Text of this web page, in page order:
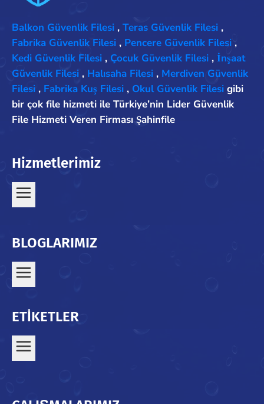
Balkon Güvenlik Filesi , Teras Güvenlik Filesi ,
Fabrika Güvenlik Filesi , Pencere Güvenlik Filesi ,
Kedi Güvenlik Filesi , Çocuk Güvenlik Filesi , İnşaat
Güvenlik Filesi , Halısaha Filesi , Merdiven Güvenlik
Filesi , Fabrika Kuş Filesi , Okul Güvenlik Filesi gibi
bir çok file hizmeti ile Türkiye’nin Lider Güvenlik
File Hizmeti Veren Firması Şahinfile
Hizmetlerimiz
BLOGLARIMIZ
ETİKETLER